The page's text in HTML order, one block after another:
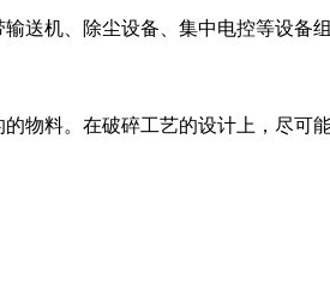
送机、除尘设备、集中电控等设备
物料。在破碎工艺的设计上，尽可